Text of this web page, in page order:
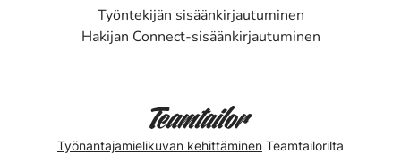
Työntekijän sisäänkirjautuminen
Hakijan Connect-sisäänkirjautuminen
Työnantajamielikuvan kehittäminen Teamtailorilta